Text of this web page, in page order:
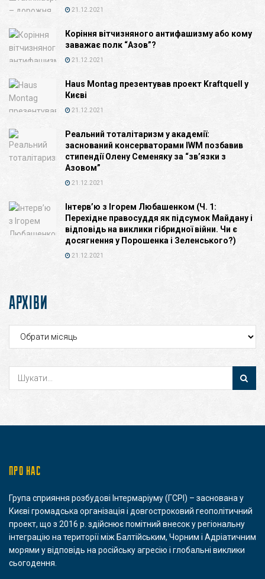
21.12.2021
Коріння вітчизняного антифашизму або кому
заважає полк “Азов”?
21.12.2021
Haus Montag презентував проект Kraftquell у
Києві
21.12.2021
Реальний тоталітаризм у академії:
заснований консерваторами IWM позбавив
стипендії Олену Семеняку за “зв’язки з
Азовом”
21.12.2021
Інтерв’ю з Ігорем Любашенком (Ч. 1:
Перехідне правосуддя як підсумок Майдану і
відповідь на виклики гібридної війни. Чи є
досягнення у Порошенка і Зеленського?)
21.12.2021
АРХІВИ
Архіви
ПРО НАС
Група сприяння розбудові Інтермаріуму (ГСРІ) – заснована у
Києві громадська організація і довгостроковий геополітичний
проект, що з 2016 р. здійснює помітний внесок у регіональну
інтеграцію на території між Балтійським, Чорним і Адріатичним
морями у відповідь на російську агресію і глобальні виклики
сьогодення.